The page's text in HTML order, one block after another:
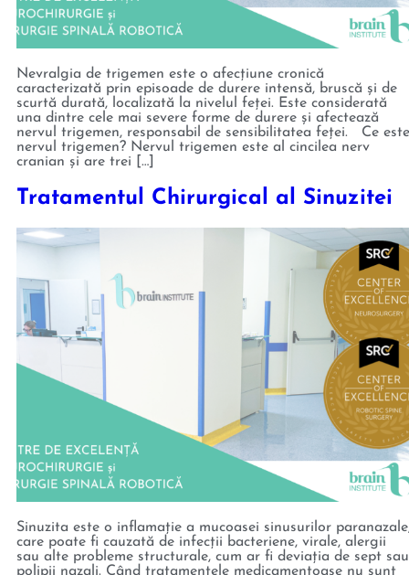
Nevralgia de trigemen este o afecțiune cronică
caracterizată prin episoade de durere intensă, bruscă și de
scurtă durată, localizată la nivelul feței. Este considerată
una dintre cele mai severe forme de durere și afectează
nervul trigemen, responsabil de sensibilitatea feței. Ce este
nervul trigemen? Nervul trigemen este al cincilea nerv
cranian și are trei […]
Tratamentul Chirurgical al Sinuzitei
Sinuzita este o inflamație a mucoasei sinusurilor
care poate fi cauzată de infecții bacteriene, virale, alergii
sau alte probleme structurale, cum ar fi deviația de sept sau
polipii nazali. Când tratamentele medicamentoase nu sunt